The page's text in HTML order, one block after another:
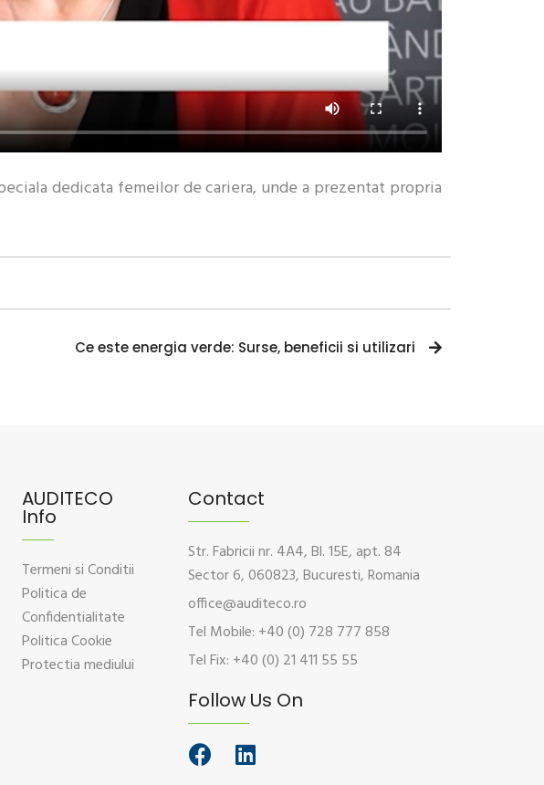
dedicata femeilor de cariera, unde a prezentat propria
Ce este energia verde: Surse, beneficii si utilizari
AUDITECO
Info
Termeni si Conditii
Politica de
Confidentialitate
Politica Cookie
Protectia mediului
Contact
Str. Fabricii nr. 4A4, Bl. 15E, apt. 84
Sector 6, 060823, Bucuresti, Romania
office@auditeco.ro
Tel Mobile: +40 (0) 728 777 858
Tel Fix: +40 (0) 21 411 55 55
Follow Us On